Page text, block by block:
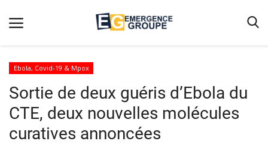
Accueil
Contact
Emergence
Ebola, Covid-19 & Mpox
Sortie de deux guéris d’Ebola du
CTE, deux nouvelles molécules
curatives annoncées